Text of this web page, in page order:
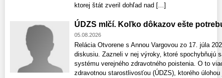
ktorej štát zveril dohľad nad [...]
ÚDZS mlčí. Koľko dôkazov ešte
05.08.2026
Relácia Otvorene s Annou Vargovou zo 17. júla
diskusiu. Zazneli v nej výroky, ktoré spochybňujú
systému verejného zdravotného poistenia. O to
zdravotnou starostlivosťou (ÚDZS), ktorého